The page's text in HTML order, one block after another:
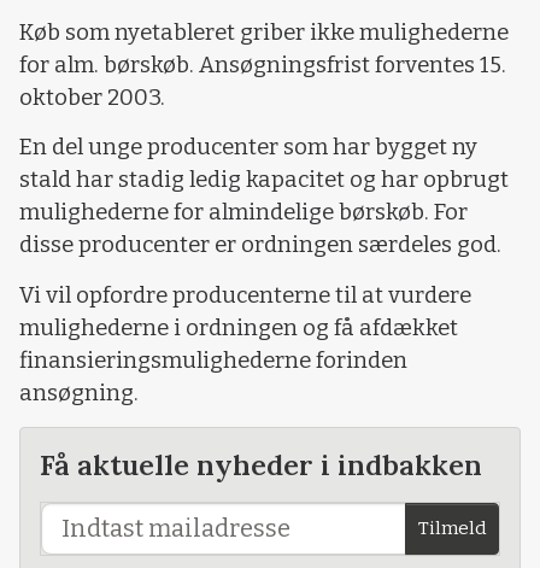
Køb som nyetableret griber ikke mulighederne
for alm. børskøb. Ansøgningsfrist forventes 15.
oktober 2003.
En del unge producenter som har bygget ny
stald har stadig ledig kapacitet og har opbrugt
mulighederne for almindelige børskøb. For
disse producenter er ordningen særdeles god.
Vi vil opfordre producenterne til at vurdere
mulighederne i ordningen og få afdækket
finansieringsmulighederne forinden
ansøgning.
Få aktuelle nyheder i indbakken
Tilmeld